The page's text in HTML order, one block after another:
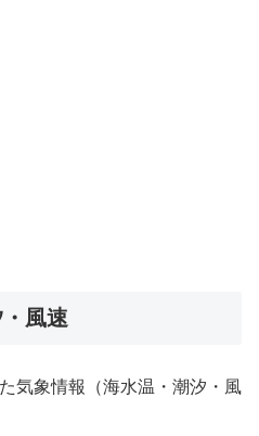
風速
気象情報（海水温・潮汐・風